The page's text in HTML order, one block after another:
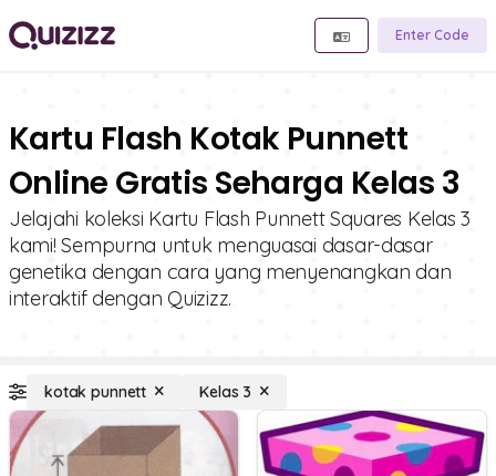
Enter Code
Kartu Flash Kotak Punnett
Online Gratis Seharga Kelas 3
Jelajahi koleksi Kartu Flash Punnett Squares Kelas 3
kami! Sempurna untuk menguasai dasar-dasar
genetika dengan cara yang menyenangkan dan
interaktif dengan Quizizz.
kotak punnett Kelas 3